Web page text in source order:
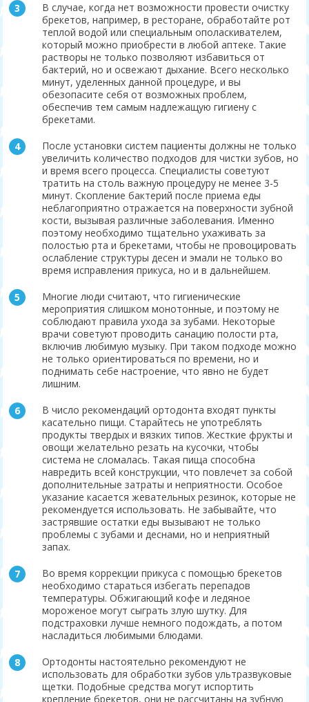
В случае, когда нет возможности провести очистку
брекетов, например, в ресторане, обработайте рот
теплой водой или специальным ополаскивателем,
который можно приобрести в любой аптеке. Такие
растворы не только позволяют избавиться от
бактерий, но и освежают дыхание. Всего несколько
минут, уделенных данной процедуре, и вы
обезопасите себя от возможных проблем,
обеспечив тем самым надлежащую гигиену с
брекетами.
После установки систем пациенты должны не только
увеличить количество подходов для чистки зубов, но
и время всего процесса. Специалисты советуют
тратить на столь важную процедуру не менее 3-5
минут. Скопление бактерий после приема еды
неблагоприятно отражается на поверхности зубной
кости, вызывая различные заболевания. Именно
поэтому необходимо тщательно ухаживать за
полостью рта и брекетами, чтобы не провоцировать
ослабление структуры десен и эмали не только во
время исправления прикуса, но и в дальнейшем.
Многие люди считают, что гигиенические
мероприятия слишком монотонные, и поэтому не
соблюдают правила ухода за зубами. Некоторые
врачи советуют проводить санацию полости рта,
включив любимую музыку. При таком подходе можно
не только ориентироваться по времени, но и
поднимать себе настроение, что явно не будет
лишним.
В число рекомендаций ортодонта входят пункты
касательно пищи. Старайтесь не употреблять
продукты твердых и вязких типов. Жесткие фрукты и
овощи желательно резать на кусочки, чтобы
система не сломалась. Такая пища способна
навредить всей конструкции, что повлечет за собой
дополнительные затраты и неприятности. Особое
указание касается жевательных резинок, которые не
рекомендуется использовать. Не забывайте, что
застрявшие остатки еды вызывают не только
проблемы с зубами и деснами, но и неприятный
запах.
Во время коррекции прикуса с помощью брекетов
необходимо стараться избегать перепадов
температуры. Обжигающий кофе и ледяное
мороженое могут сыграть злую шутку. Для
подстраховки лучше немного подождать, а потом
насладиться любимыми блюдами.
Ортодонты настоятельно рекомендуют не
использовать для обработки зубов ультразвуковые
щетки. Подобные средства могут испортить
крепление брекетов, они не рассчитаны на зубную